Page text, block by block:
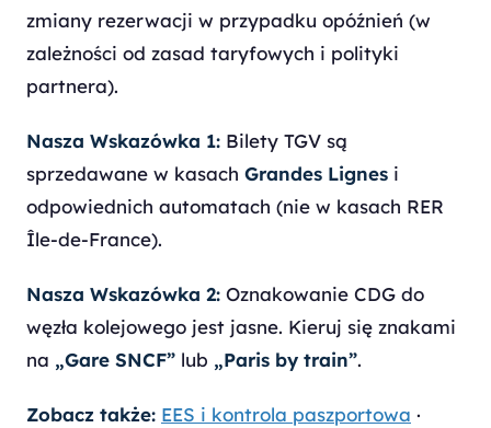
zmiany rezerwacji w przypadku opóźnień (w
zależności od zasad taryfowych i polityki
partnera).
Nasza Wskazówka 1: Bilety TGV są
sprzedawane w kasach Grandes Lignes i
odpowiednich automatach (nie w kasach RER
Île-de-France).
Nasza Wskazówka 2: Oznakowanie CDG do
węzła kolejowego jest jasne. Kieruj się znakami
na „Gare SNCF” lub „Paris by train”.
Zobacz także: EES i kontrola paszportowa ·